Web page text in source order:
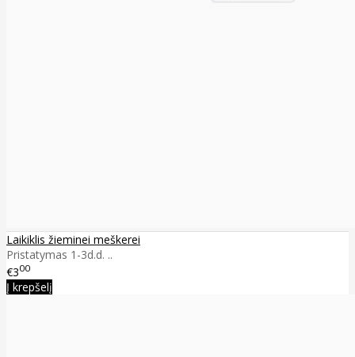
Laikiklis žieminei meškerei
Pristatymas 1-3d.d. ..
€300
Į krepšelį